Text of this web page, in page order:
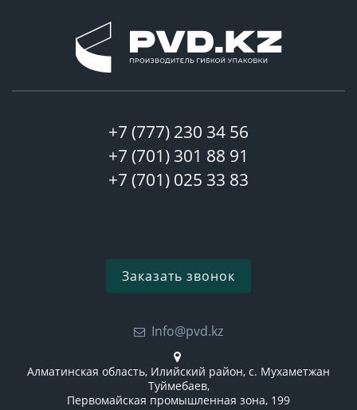
+7 (777) 230 34 56
+7 (701) 301 88 91
+7 (701) 025 33 83
Заказать звонок
Info@pvd.kz
Алматинская область, Илийский район, с. Мухаметжан
Туймебаев,
Первомайская промышленная зона, 199